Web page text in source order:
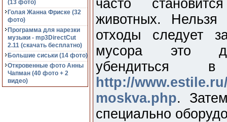
(13 фото)
Голая Жанна Фриске (32
фото)
Программа для нарезки
музыки - mp3DirectCut
2.11 (cкачать бесплатно)
Большие сиськи (14 фото)
Откровенные фото Анны
Чапман (40 фото + 2
видео)
часто
животных.
отходы следует
мусора это
http://
moskva.php.
специально